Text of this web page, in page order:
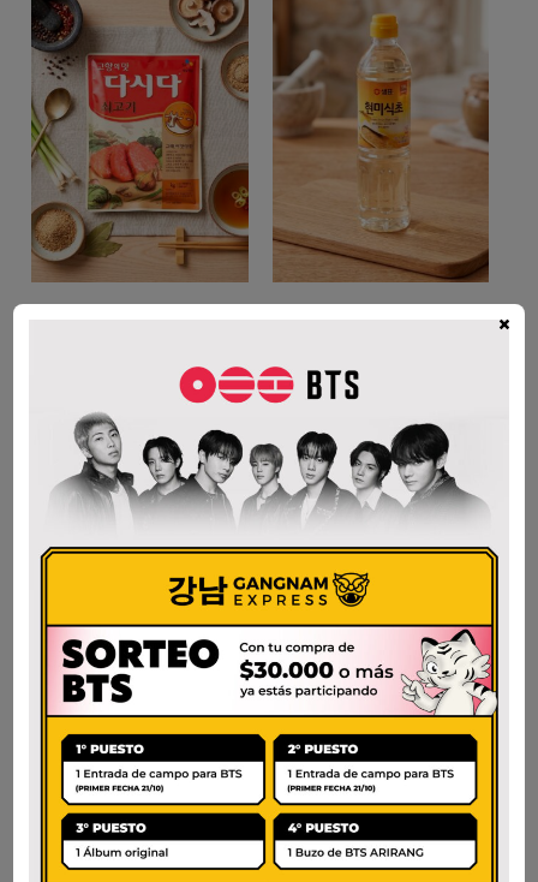
CJ DASIDA CALDO DE
AÑADIR AL CARRITO
SEMPIO VINAGRE
$6.800
AÑADIR AL CARRITO
CJ MELCHI DASIDA
CJ MULYEOT 700G
×